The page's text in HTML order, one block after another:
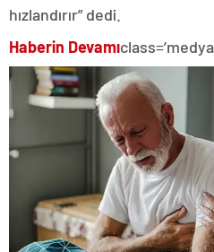
hızlandırır” dedi.
Haberin Devamı